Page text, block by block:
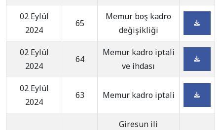
02 Eylül
2024
65
Memur boş kadro
değişikliği
02 Eylül
2024
64
Memur kadro iptali
ve ihdası
02 Eylül
2024
63 Memur kadro iptali
Giresun ili